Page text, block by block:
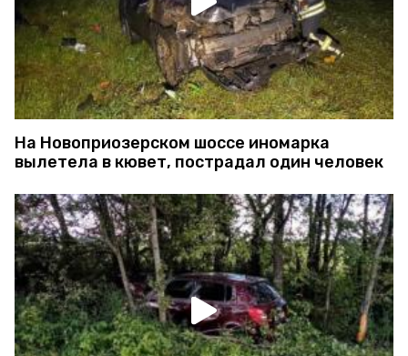
На Новоприозерском шоссе иномарка
вылетела в кювет, пострадал один человек